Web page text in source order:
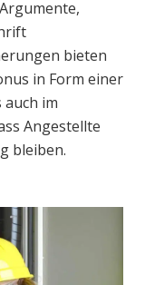
bieten
in Form einer
im
Angestellte
bleiben.